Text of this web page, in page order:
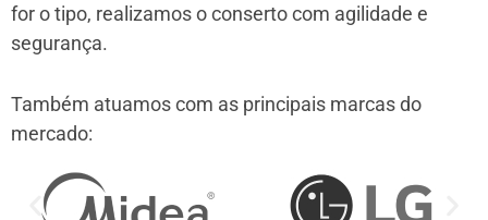
for o tipo, realizamos o conserto com agilidade e
segurança.
Também atuamos com as principais marcas do
mercado: